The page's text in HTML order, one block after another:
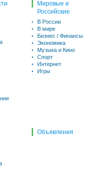
Мировые и
Российские
В России
В мире
Бизнес / Финансы
Экономика
Музыка и Кино
Спорт
Интернет
Игры
Объявления